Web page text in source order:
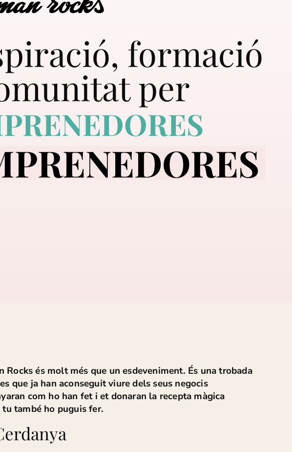
formació
per
Rocks és molt més que un esdeveniment. És una trobada
que ja han aconseguit viure dels seus negocis
com ho han fet i et donaran la recepta màgica
tu també ho puguis fer.